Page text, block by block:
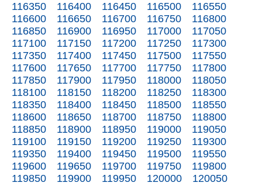
116350
116400 116450 116500
116550
116600
116650 116700 116750
116800
116850
116900 116950 117000
117050
117100
117150 117200 117250
117300
117350
117400 117450 117500
117550
117600
117650 117700 117750
117800
117850
117900 117950 118000
118050
118100
118150 118200 118250
118300
118350
118400 118450 118500
118550
118600
118650 118700 118750
118800
118850
118900 118950 119000
119050
119100
119150 119200 119250
119300
119350
119400 119450 119500
119550
119600
119650 119700 119750
119800
119850
119900 119950 120000
120050